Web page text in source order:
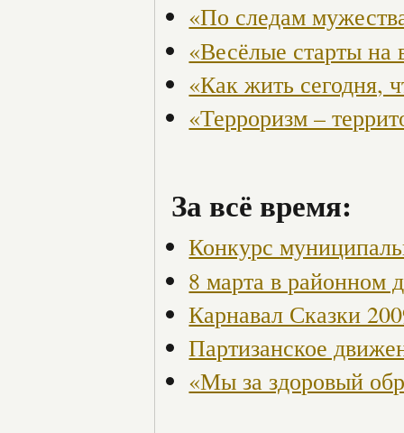
«По следам
«Весёлые старты на
«Как жить сегодня,
«Терроризм –
За всё время:
Конкурс
8 марта в районном
Карнавал Сказки
Партизанское
«Мы за здоровый